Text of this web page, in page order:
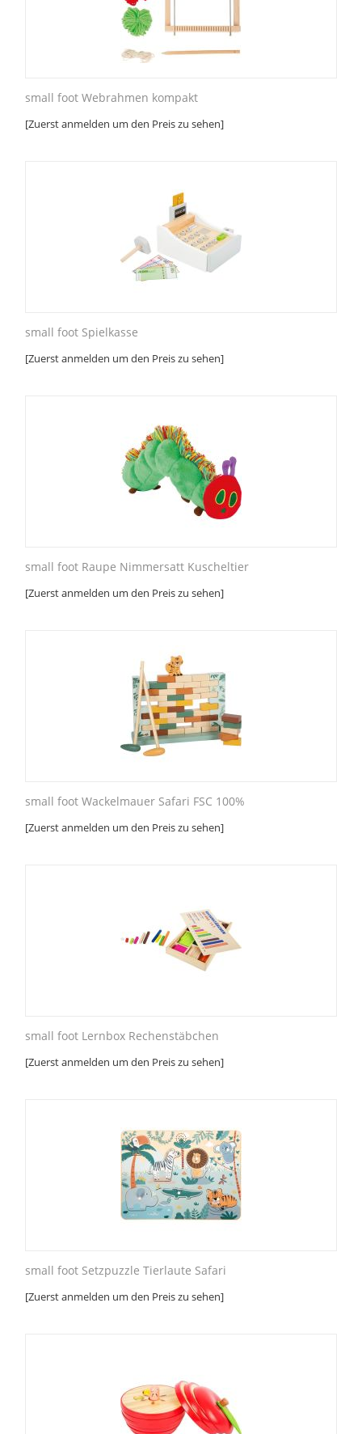
small foot Webrahmen kompakt
[Zuerst anmelden um den Preis zu sehen]
small foot Spielkasse
[Zuerst anmelden um den Preis zu sehen]
small foot Raupe Nimmersatt Kuscheltier
[Zuerst anmelden um den Preis zu sehen]
small foot Wackelmauer Safari FSC 100%
[Zuerst anmelden um den Preis zu sehen]
small foot Lernbox Rechenstäbchen
[Zuerst anmelden um den Preis zu sehen]
small foot Setzpuzzle Tierlaute Safari
[Zuerst anmelden um den Preis zu sehen]